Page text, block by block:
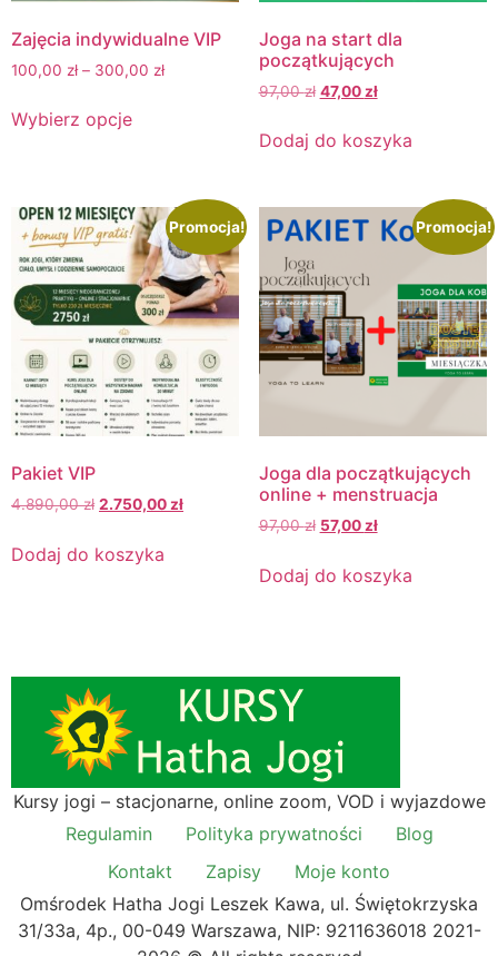
Zajęcia indywidualne VIP
100,00 zł – 300,00 zł
Wybierz opcje
Joga na start dla
początkujących
97,00zł 47,00 zł
Dodaj do koszyka
Promocja!
Pakiet VIP
4.890,00zł 2.750,00 zł
Dodaj do koszyka
Promocja!
Joga dla początkujących
online + menstruacja
97,00zł 57,00 zł
Dodaj do koszyka
Kursy jogi – stacjonarne, online zoom, VOD i wyjazdowe
Regulamin
Polityka prywatności
Blog
Kontakt
Zapisy
Moje konto
Omśrodek Hatha Jogi Leszek Kawa, ul. Świętokrzyska
31/33a, 4p., 00-049 Warszawa, NIP: 9211636018 2021-